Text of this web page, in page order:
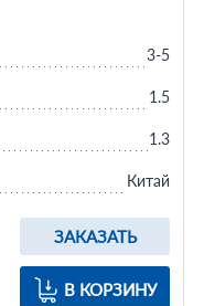
ЗАКАЗАТЬ
В КОРЗИНУ
3-5
1.5
1.3
Китай